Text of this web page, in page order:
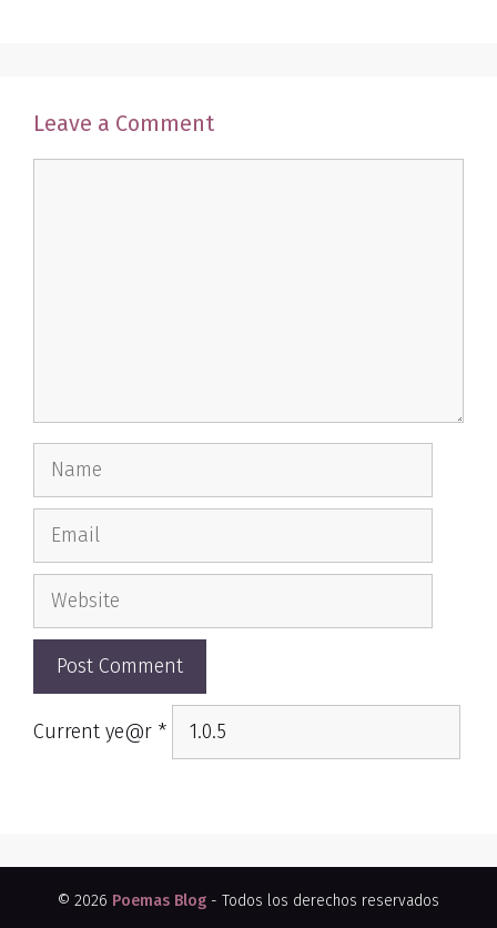
Leave a Comment
Name
Email
Website
Current ye@r *
© 2026 Poemas Blog - Todos los derechos reservados